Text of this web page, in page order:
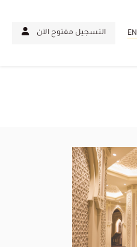
التسجيل مفتوح الآن EN